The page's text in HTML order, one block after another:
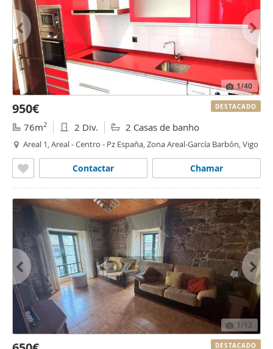
1/40
950€
76m2 2 Div. 2 Casas de banho
Areal 1, Areal - Centro - Pz España, Zona Areal-García Barbón, Vigo
Chamar
Contactar
DESTACADO
1/12
DESTACADO